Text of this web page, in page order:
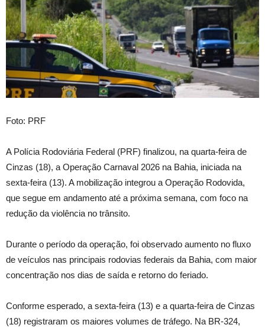
Foto: PRF
A Polícia Rodoviária Federal (PRF) finalizou, na quarta-feira de
Cinzas (18), a Operação Carnaval 2026 na Bahia, iniciada na
sexta-feira (13). A mobilização integrou a Operação Rodovida,
que segue em andamento até a próxima semana, com foco na
redução da violência no trânsito.
Durante o período da operação, foi observado aumento no fluxo
de veículos nas principais rodovias federais da Bahia, com maior
concentração nos dias de saída e retorno do feriado.
Conforme esperado, a sexta-feira (13) e a quarta-feira de Cinzas
(18) registraram os maiores volumes de tráfego. Na BR-324,